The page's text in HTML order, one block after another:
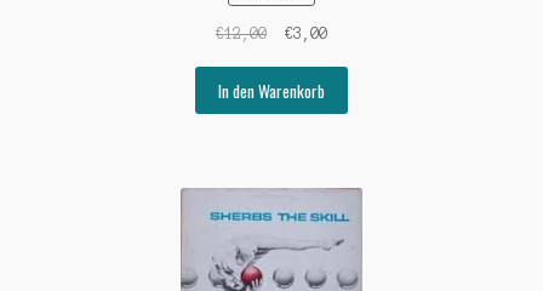
€12,00
Ursprünglicher
war:
€12,00
€3,00Aktueller
€3,00.
In den Warenkorb